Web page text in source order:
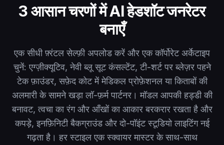
3 आसान चरणों में AI हेडशॉट जनरेटर
बनाएँ
एक सीधी फ़्रंटल सेल्फ़ी अपलोड करें और एक कॉर्पोरेट अर्केटाइप
चुनें: एग्ज़ीक्यूटिव, नेवी ब्लू सूट कंसल्टेंट, टी-शर्ट पर ब्लेज़र पहने
टेक फ़ाउंडर, सफ़ेद कोट में मेडिकल प्रोफ़ेशनल या किताबों की
अलमारी के सामने खड़ा लॉ-फ़र्म पार्टनर। मॉडल आपकी हड्डी की
बनावट, त्वचा का रंग और आँखों का आकार बरकरार रखता है और
कपड़े, इनफ़िनिटी बैकग्राउंड और दो-पॉइंट स्टूडियो लाइटिंग नई
गढ़ता है। हर स्टाइल एक स्क्वायर मास्टर के साथ-साथ